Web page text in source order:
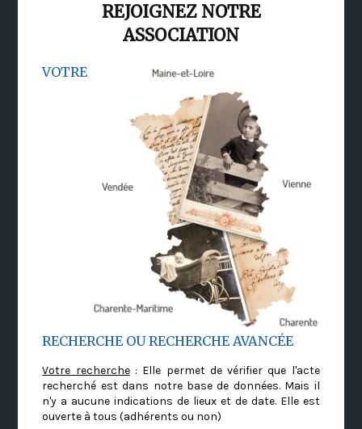
REJOIGNEZ NOTRE
ASSOCIATION
VOTRE
RECHERCHE OU RECHERCHE AVANCÉE
Votre recherche: Elle permet de vérifier que l'acte
recherché est dans notre base de données. Mais il
n'y a aucune indications de lieux et de date. Elle est
ouverte à tous (adhérents ou non)